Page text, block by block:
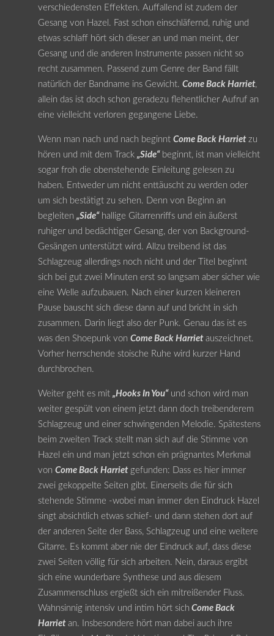
verschiedensten Effekten. Auffallend ist zudem der
Gesang von Hazel. Fast schon einschläfernd, ruhig und
etwas schlaff hört sich dieser an und man meint, der
Gesang und die anderen Instrumente passen nicht so
recht zusammen. Passend zum Genre der Band fällt
natürlich der Bandname ins Gewicht. Come Back Harriet,
allein das ist doch schon geradezu flehentlicher Aufruf an
eine vielleicht verloren gegangene Liebe.
Wenn man nach und nach beginnt Come Back Harrietzu
hören und mit dem Track „Side“beginnt, ist man vielleicht
sogar froh die obenstehende Einleitung gelesen zu
haben. Entweder um nicht enttäuscht zu werden oder
um sich bestätigt zu sehen. Denn von Beginn an
begleiten „Side“hallige Gitarrenriffs und ein äußerst
ruhiger und bedächtiger Gesang, der von Background-
Gesängen unterstützt wird. Allzu treibend ist das
Schlagzeug allerdings noch nicht und der Titel beginnt
sich bei gut zwei Minuten erst so langsam aber sicher wie
eine Welle aufzubauen. Nach einer kurzen kleineren
Pause bauscht sich diese dann auf und bricht in sich
zusammen. Darin liegt also der Punk. Genau das ist es
was den Shoepunk von Come Back Harrietauszeichnet.
Vorher herrschende stoische Ruhe wird kurzer Hand
durchbrochen.
Weiter geht es mit „Hooks In You“und schon wird man
weiter gespült von einem jetzt dann doch treibenderem
Schlagzeug und einer schwingenden Melodie. Spätestens
beim zweiten Track stellt man sich auf die Stimme von
Hazel ein und man jetzt schon ein prägnantes Merkmal
von Come Back Harrietgefunden: Dass es hier immer
zwei gekoppelte Seiten gibt. Einerseits die für sich
stehende Stimme -wobei man immer den Eindruck Hazel
singt absichtlich etwas schief- und dann stehen dort auf
der anderen Seite der Bass, Schlagzeug und eine weitere
Gitarre. Es kommt aber nie der Eindruck auf, dass diese
zwei Seiten völlig für sich arbeiten. Nein, daraus ergibt
sich eine wunderbare Synthese und aus diesem
Zusammenschluss ergießt sich ein mitreißender Fluss.
Wahnsinnig intensiv und intim hört sich Come Back
Harrietan. Insbesondere hört man dabei auch ihre